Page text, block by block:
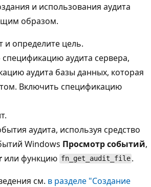
и использования аудита
образом.
и определите цель.
спецификацию аудита сервера,
аудита базы данных, которая
Включить спецификацию
аудита, используя средство
Windows Просмотр событий,
или функцию fn_get_audit_file .
см. в разделе "Создание